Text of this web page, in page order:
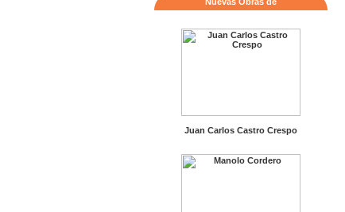
Juan Carlos Castro Crespo